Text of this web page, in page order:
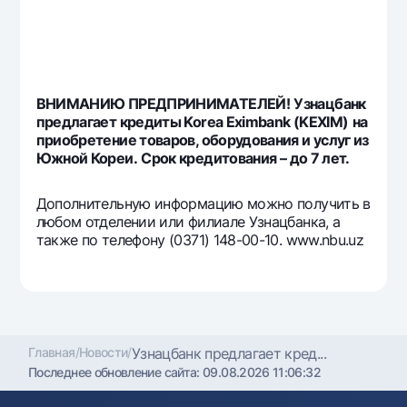
Контакт-центр
+998 78 148-00-101344
ВНИМАНИЮ ПРЕДПРИНИМАТЕЛЕЙ! Узнацбанк
предлагает кредиты Korea Eximbank (KEXIM) на
приобретение товаров, оборудования и услуг из
Южной Кореи. Срок кредитования – до 7 лет.
Дополнительную информацию можно получить в
любом отделении или филиале Узнацбанка, а
также по телефону (0371) 148-00-10. www.nbu.uz
Главная/Новости/Узнацбанк предлагает кред...
Последнее обновление сайта:09.08.2026 11:06:32